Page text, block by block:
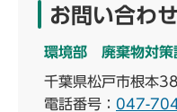
お問い合わせ
環境部 廃棄物対策
千葉県松戸市根本
電話番号： 047-